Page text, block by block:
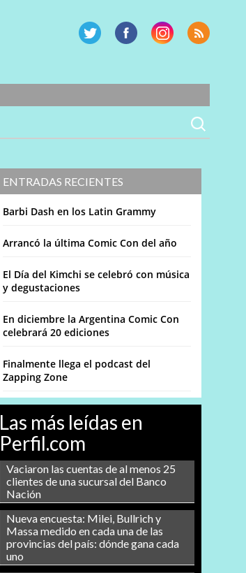
ENTRADAS RECIENTES
Barbi Dash en los Latin Grammy
Arrancó la última Comic Con del año
El Día del Kimchi se celebró con música
y degustaciones
En diciembre la Argentina Comic Con
celebrará 20 ediciones
Finalmente llega el podcast del
Zapping Zone
Las más leídas en
Perfil.com
Vaciaron las cuentas de al menos 25
clientes de una sucursal del Banco
Nación
Nueva encuesta: Milei, Bullrich y
Massa medido en cada una de las
provincias del país: dónde gana cada
uno